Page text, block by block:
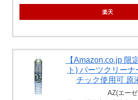
楽天
【Amazon.co.jp 限
ト) パーツクリー
チック使用可 原
AZ(エー